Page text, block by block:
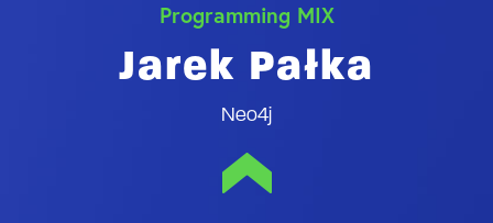
Programming MIX
Jarek Pałka
Neo4j